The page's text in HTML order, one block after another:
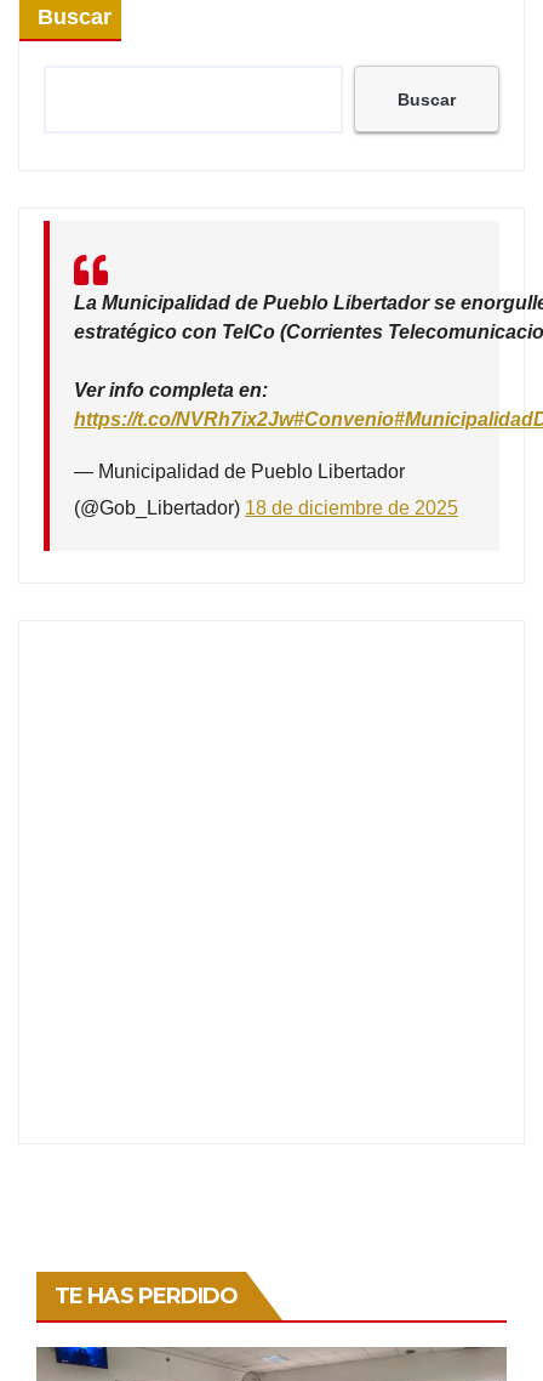
Buscar
Buscar
La Municipalidad de Pueblo Libertador se
estratégico con TelCo (Corrientes
Ver info completa en:
https://t.co/NVRh7ix2Jw#Convenio
— Municipalidad de Pueblo Libertador
(@Gob_Libertador) 18 de diciembre de 2025
TE HAS PERDIDO